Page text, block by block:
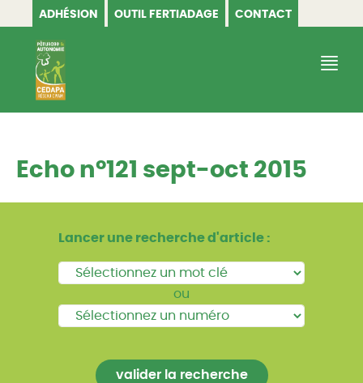
ADHÉSION OUTIL FERTIADAGE CONTACT
CEDAPA
Echo n°121 sept-oct 2015
Lancer une recherche d'article :
ou